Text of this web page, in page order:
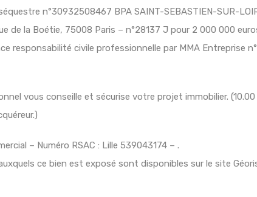
n°30932508467 BPA SAINT-SEBASTIEN-SUR-
de la Boétie, 75008 Paris – n°28137 J pour 2 000 000
responsabilité civile professionnelle par MMA Entreprise
vous conseille et sécurise votre projet immobilier. (10.00
– Numéro RSAC : Lille 539043174 – .
ce bien est exposé sont disponibles sur le site